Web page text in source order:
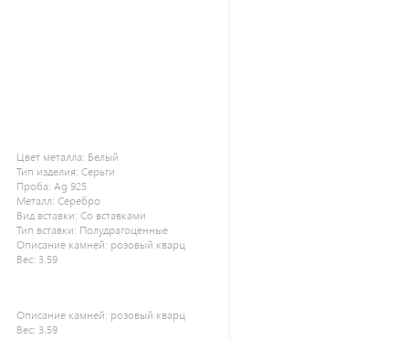
Цвет металла: Белый
Тип изделия: Серьги
Проба: Ag 925
Металл: Серебро
Вид вставки: Со вставками
Тип вставки: Полудрагоценные
Описание камней: розовый кварц
Вес: 3.59
Описание камней: розовый кварц
Вес: 3.59